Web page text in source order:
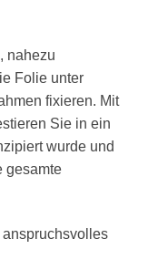
nahezu
Folie unter
fixieren. Mit
Sie in ein
wurde und
gesamte